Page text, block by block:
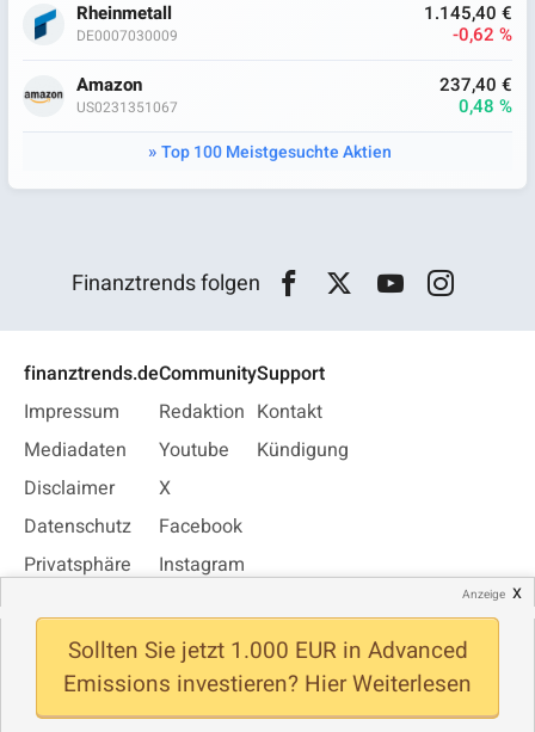
Rheinmetall
DE0007030009
1.145,40 €
-0,62 %
Amazon
US0231351067
237,40 €
0,48 %
Top 100 Meistgesuchte Aktien
Anzeige x
Sollten Sie jetzt 1.000 EUR in Advanced
Emissions investieren? Hier Weiterlesen
Finanztrends folgen
finanztrends.de
Impressum
Mediadaten
Disclaimer
Datenschutz
Privatsphäre
Newsletter
Community
Redaktion
Youtube
X
Facebook
Instagram
Support
Kontakt
Kündigung